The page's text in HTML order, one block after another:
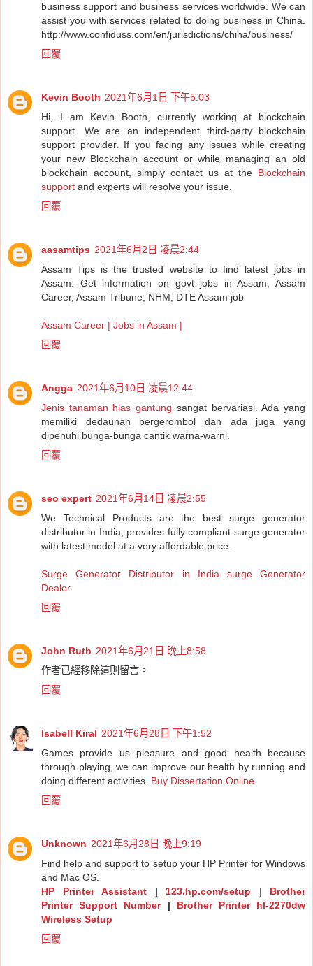
business support and business services worldwide. We can
assist you with services related to doing business in China.
http://www.confiduss.com/en/jurisdictions/china/business/
回覆
Kevin Booth 2021年6月1日 下午5:03
Hi, I am Kevin Booth, currently working at blockchain
support. We are an independent third-party blockchain
support provider. If you facing any issues while creating
your new Blockchain account or while managing an old
blockchain account, simply contact us at the Blockchain
support and experts will resolve your issue.
回覆
aasamtips 2021年6月2日 凌晨2:44
Assam Tips is the trusted website to find latest jobs in
Assam. Get information on govt jobs in Assam, Assam
Career, Assam Tribune, NHM, DTE Assam job
Assam Career | Jobs in Assam |
回覆
Angga 2021年6月10日 凌晨12:44
Jenis tanaman hias gantung sangat bervariasi. Ada yang
memiliki dedaunan bergerombol dan ada juga yang
dipenuhi bunga-bunga cantik warna-warni.
回覆
seo expert 2021年6月14日 凌晨2:55
We Technical Products are the best surge generator
distributor in India, provides fully compliant surge generator
with latest model at a very affordable price.
Surge Generator Distributor in India
surge Generator
Dealer
回覆
John Ruth 2021年6月21日 晚上8:58
作者已經移除這則留言。
回覆
Isabell Kiral 2021年6月28日 下午1:52
Games provide us pleasure and good health because
through playing, we can improve our health by running and
doing different activities. Buy Dissertation Online
回覆
Unknown 2021年6月28日 晚上9:19
Find help and support to setup your HP Printer for Windows
and Mac OS.
HP Printer Assistant | 123.hp.com/setup | Brother
Printer Support Number| Brother Printer hl-2270dw
Wireless Setup
回覆